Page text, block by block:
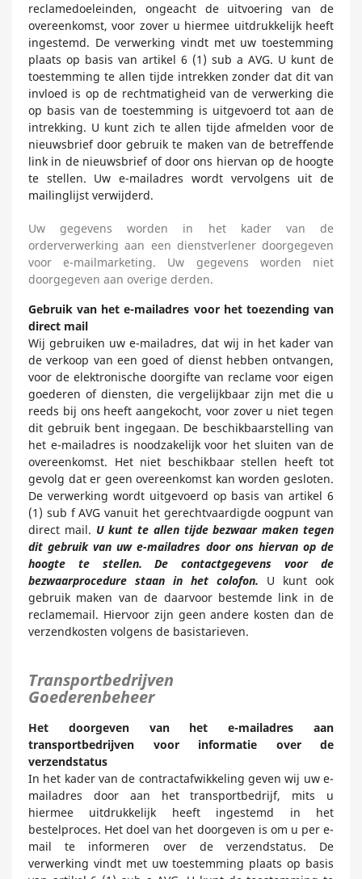
reclamedoeleinden, ongeacht de uitvoering van de
overeenkomst, voor zover u hiermee uitdrukkelijk heeft
ingestemd. De verwerking vindt met uw toestemming
plaats op basis van artikel 6 (1) sub a AVG. U kunt de
toestemming te allen tijde intrekken zonder dat dit van
invloed is op de rechtmatigheid van de verwerking die
op basis van de toestemming is uitgevoerd tot aan de
intrekking. U kunt zich te allen tijde afmelden voor de
nieuwsbrief door gebruik te maken van de betreffende
link in de nieuwsbrief of door ons hiervan op de hoogte
te stellen. Uw e-mailadres wordt vervolgens uit de
mailinglijst verwijderd.
Uw gegevens worden in het kader van de
orderverwerking aan een dienstverlener doorgegeven
voor e-mailmarketing. Uw gegevens worden niet
doorgegeven aan overige derden.
Gebruik van het e-mailadres voor het toezending van
direct mail
Wij gebruiken uw e-mailadres, dat wij in het kader van
de verkoop van een goed of dienst hebben ontvangen,
voor de elektronische doorgifte van reclame voor eigen
goederen of diensten, die vergelijkbaar zijn met die u
reeds bij ons heeft aangekocht, voor zover u niet tegen
dit gebruik bent ingegaan. De beschikbaarstelling van
het e-mailadres is noodzakelijk voor het sluiten van de
overeenkomst. Het niet beschikbaar stellen heeft tot
gevolg dat er geen overeenkomst kan worden gesloten.
De verwerking wordt uitgevoerd op basis van artikel 6
(1) sub f AVG vanuit het gerechtvaardigde oogpunt van
direct mail. U kunt te allen tijde bezwaar maken tegen
dit gebruik van uw e-mailadres door ons hiervan op de
hoogte te stellen. De contactgegevens voor de
bezwaarprocedure staan in het colofon. U kunt ook
gebruik maken van de daarvoor bestemde link in de
reclamemail. Hiervoor zijn geen andere kosten dan de
verzendkosten volgens de basistarieven.
Transportbedrijven
Goederenbeheer
Het doorgeven van het e-mailadres aan
transportbedrijven voor informatie over de
verzendstatus
In het kader van de contractafwikkeling geven wij uw e-
mailadres door aan het transportbedrijf, mits u
hiermee uitdrukkelijk heeft ingestemd in het
bestelproces. Het doel van het doorgeven is om u per e-
mail te informeren over de verzendstatus. De
verwerking vindt met uw toestemming plaats op basis